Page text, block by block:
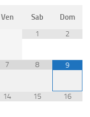
Ven Sab
Dom
1
2
7 8 9
14 15 16